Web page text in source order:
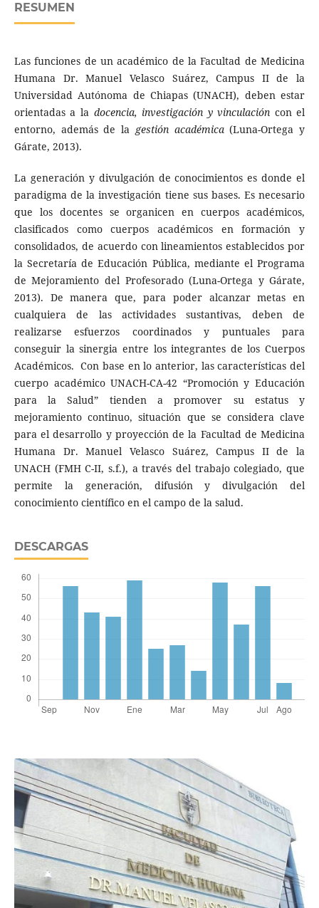
RESUMEN
Las funciones de un académico de la Facultad de Medicina
Humana Dr. Manuel Velasco Suárez, Campus II de la
Universidad Autónoma de Chiapas (UNACH), deben estar
orientadas a la docencia, investigación y vinculación con el
entorno, además de la gestión académica(Luna-Ortega y
Gárate, 2013).
La generación y divulgación de conocimientos es donde el
paradigma de la investigación tiene sus bases. Es necesario
que los docentes se organicen en cuerpos académicos,
clasificados como cuerpos académicos en formación y
consolidados, de acuerdo con lineamientos establecidos por
la Secretaría de Educación Pública, mediante el Programa
de Mejoramiento del Profesorado (Luna-Ortega y Gárate,
2013). De manera que, para poder alcanzar metas en
cualquiera de las actividades sustantivas, deben de
realizarse esfuerzos coordinados y puntuales para
conseguir la sinergia entre los integrantes de los Cuerpos
Académicos. Con base en lo anterior, las características del
cuerpo académico UNACH-CA-42 “Promoción y Educación
para la Salud” tienden a promover su estatus y
mejoramiento continuo, situación que se considera clave
para el desarrollo y proyección de la Facultad de Medicina
Humana Dr. Manuel Velasco Suárez, Campus II de la
UNACH (FMH C-II, s.f.), a través del trabajo colegiado, que
permite la generación, difusión y divulgación del
conocimiento científico en el campo de la salud.
DESCARGAS